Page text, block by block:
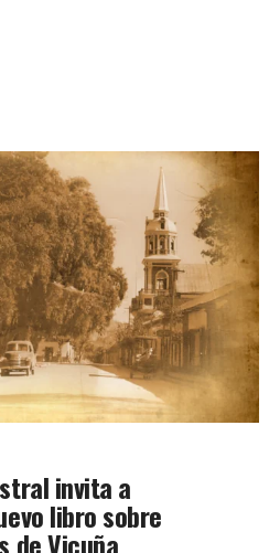
invita a
libro sobre
de Vicuña